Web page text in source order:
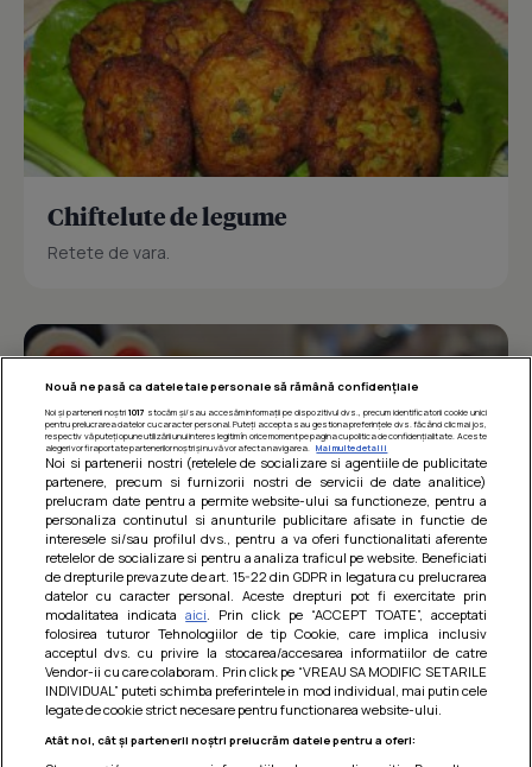
Chiftelute de legume
Retete de vara.
Barcute din vinete cu arpagic rosu
Un deliciu usor de preparat!
Nouă ne pasă ca datele tale personale să rămână confidențiale
Noi și partenerii noștri 1017 stocăm și/sau accesăm informații pe dispozitivul dvs., precum identificatorii cookie unici
pentru prelucrarea datelor cu caracter personal. Puteți accepta sau gestiona preferințele dvs. făcând clic mai jos,
respectiv vă puteți opune utilizării unui interes legitim în orice moment pe pagina cu politica de confidențialitate. Aceste
alegeri vor fi raportate partenerilor noștri și nu vă vor afecta navigarea.
Mai multe detalii
Noi si partenerii nostri (retelele de socializare si agentiile de publicitate
partenere, precum si furnizorii nostri de servicii de date analitice)
prelucram date pentru a permite website-ului sa functioneze, pentru a
personaliza continutul si anunturile publicitare afisate in functie de
interesele si/sau profilul dvs., pentru a va oferi functionalitati aferente
retelelor de socializare si pentru a analiza traficul pe website. Beneficiati
de drepturile prevazute de art. 15-22 din GDPR in legatura cu prelucrarea
datelor cu caracter personal. Aceste drepturi pot fi exercitate prin
modalitatea indicataaici . Prin click pe “ACCEPT TOATE”, acceptati
folosirea tuturor Tehnologiilor de tip Cookie, care implica inclusiv
acceptul dvs. cu privire la stocarea/accesarea informatiilor de catre
Vendor-ii cu care colaboram. Prin click pe “VREAU SA MODIFIC SETARILE
INDIVIDUAL” puteti schimba preferintele in mod individual, mai putin cele
legate de cookie strict necesare pentru functionarea website-ului.
Atât noi, cât și partenerii noștri prelucrăm datele pentru a oferi: